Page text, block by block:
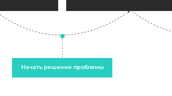
Начать решение проблемы